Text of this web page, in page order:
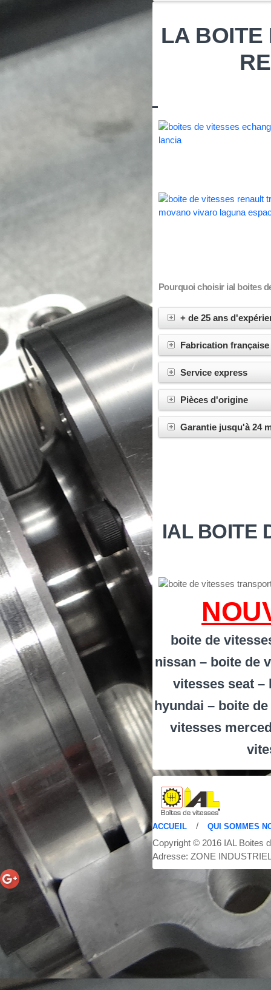
LA BOITE
Pourquoi choisir ial boites
+ de 25 ans
Fabrication française
Service express
Pièces d'origine
Garantie jusqu'à 24
IAL BOITE
boite de
nissan – boite de
vitesses seat –
hyundai – boite
vitesses
ACCUEIL / QUI SOMMES
Copyright © 2016 IAL Boites
Adresse: ZONE